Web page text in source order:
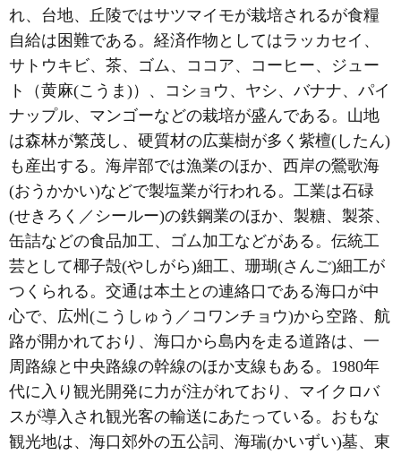
れ、台地、丘陵ではサツマイモが栽培されるが食糧
自給は困難である。経済作物としてはラッカセイ、
サトウキビ、茶、ゴム、ココア、コーヒー、ジュー
ト（黄麻(こうま)）、コショウ、ヤシ、バナナ、パイ
ナップル、マンゴーなどの栽培が盛んである。山地
は森林が繁茂し、硬質材の広葉樹が多く紫檀(したん)
も産出する。海岸部では漁業のほか、西岸の鶯歌海
(おうかかい)などで製塩業が行われる。工業は石碌
(せきろく／シールー)の鉄鋼業のほか、製糖、製茶、
缶詰などの食品加工、ゴム加工などがある。伝統工
芸として椰子殻(やしがら)細工、珊瑚(さんご)細工が
つくられる。交通は本土との連絡口である海口が中
心で、広州(こうしゅう／コワンチョウ)から空路、航
路が開かれており、海口から島内を走る道路は、一
周路線と中央路線の幹線のほか支線もある。1980年
代に入り観光開発に力が注がれており、マイクロバ
スが導入され観光客の輸送にあたっている。おもな
観光地は、海口郊外の五公詞、海瑞(かいずい)墓、東